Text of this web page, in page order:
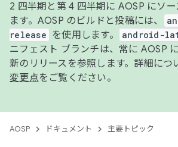
2 四半期と第 4 四半期に AOSP にソ
ます。AOSP のビルドと投稿には、
release
を使用します。 android-
ニフェスト ブランチは、常に AOSP
新のリリースを参照します。詳細につ
変更点をご覧ください。
AOSP ドキュメント 主要トピック